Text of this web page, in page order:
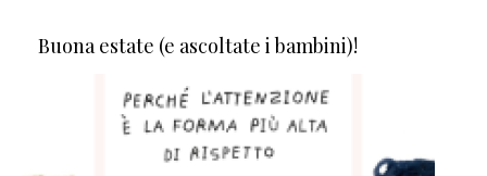
Buona estate (e ascoltate i bambini)!